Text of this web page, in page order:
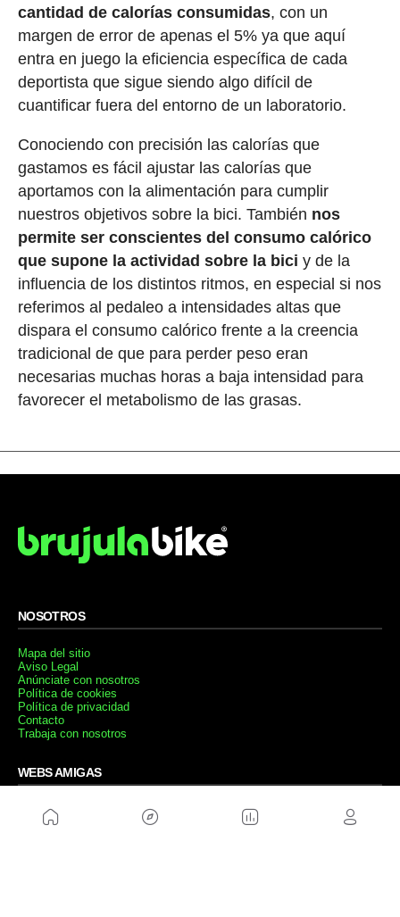
cantidad de calorías consumidas, con un
margen de error de apenas el 5% ya que aquí
entra en juego la eficiencia específica de cada
deportista que sigue siendo algo difícil de
cuantificar fuera del entorno de un laboratorio.
Conociendo con precisión las calorías que
gastamos es fácil ajustar las calorías que
aportamos con la alimentación para cumplir
nuestros objetivos sobre la bici. También nos
permite ser conscientes del consumo calórico
que supone la actividad sobre la bici y de la
influencia de los distintos ritmos, en especial si nos
referimos al pedaleo a intensidades altas que
dispara el consumo calórico frente a la creencia
tradicional de que para perder peso eran
necesarias muchas horas a baja intensidad para
favorecer el metabolismo de las grasas.
NOSOTROS
Mapa del sitio
Aviso Legal
Anúnciate con nosotros
Política de cookies
Política de privacidad
Contacto
Trabaja con nosotros
WEBS AMIGAS
MusickMag